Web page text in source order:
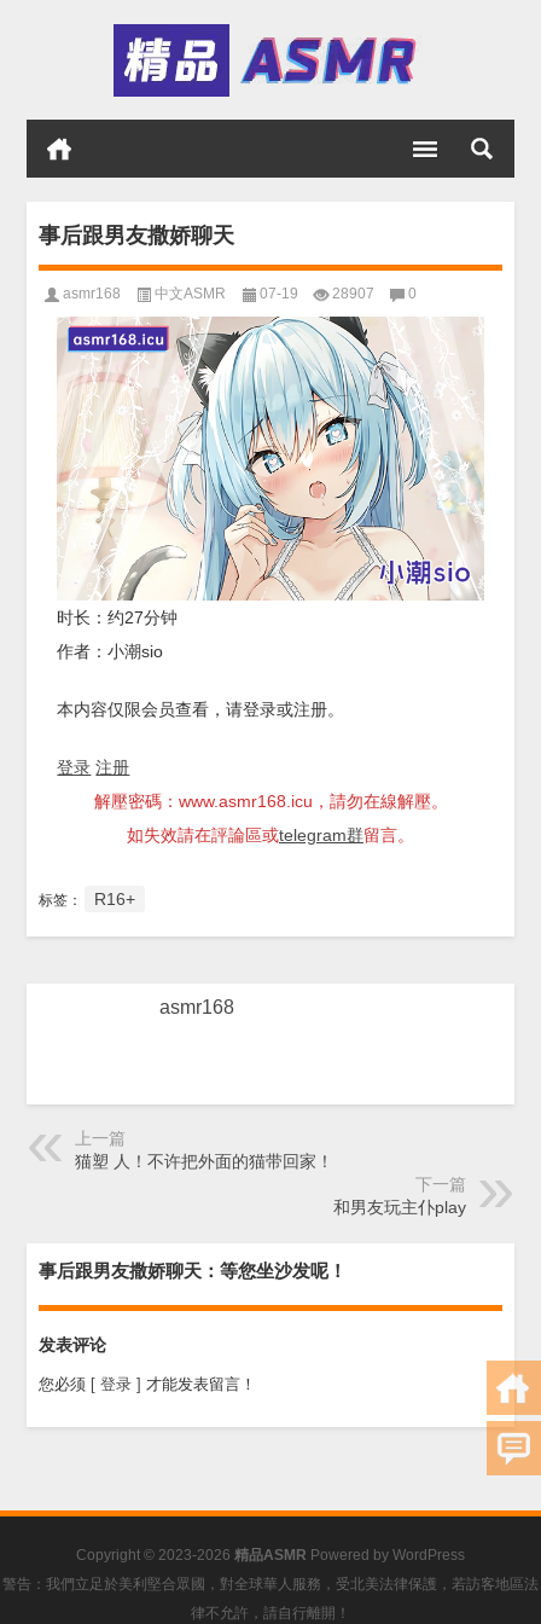
事后跟男友撒娇聊天
asmr168 中文ASMR 07-19 28907 0
时长：约27分钟
作者：小潮sio
本内容仅限会员查看，请登录或注册。
登录 注册
解壓密碼：www.asmr168.icu，請勿在線解壓。
如失效請在評論區或telegram群留言。
标签： R16+
asmr168
上一篇
猫塑 人！不许把外面的猫带回家！
下一篇
和男友玩主仆play
事后跟男友撒娇聊天：等您坐沙发呢！
发表评论
您必须 [ 登录 ] 才能发表留言！
Copyright © 2023-2026 精品ASMR Powered by WordPress
警告：我們立足於美利堅合眾國，對全球華人服務，受北美法律保護，若訪客地區法
律不允許，請自行離開！